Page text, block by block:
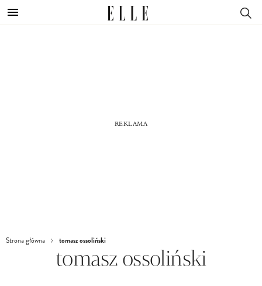
Strona główna tomasz ossoliński
tomasz ossoliński